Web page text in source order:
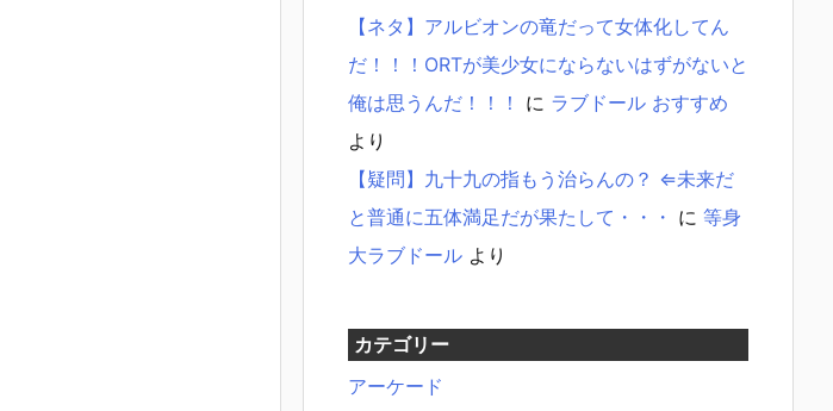
【ネタ】アルビオンの竜だって女体化してん
だ！！！ORTが美少女にならないはずがないと
俺は思うんだ！！！
に ラブドール おすすめ
より
【疑問】九十九の指もう治らんの？ ⇐未来だ
と普通に五体満足だが果たして・・・ に 等身
大ラブドール より
カテゴリー
アーケード